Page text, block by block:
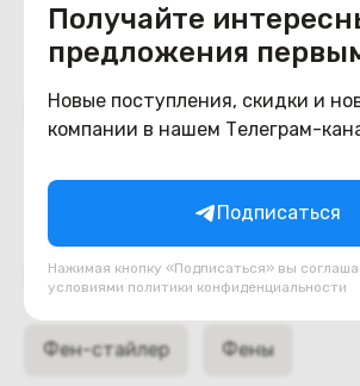
Получайте
предложения
Новые поступления, скидки и
компании в нашем Телеграм-
Подписаться
Нажимая кнопку «Подписаться» вы
условиями политики конфиденциальности
Похожие товары
Подборки товаров в
Фен-стайлер Фены